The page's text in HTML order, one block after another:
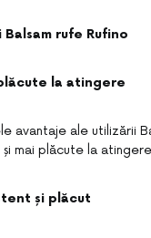
rufe Rufino
la atingere
avantaje ale utilizării
mai plăcute la
și plăcut